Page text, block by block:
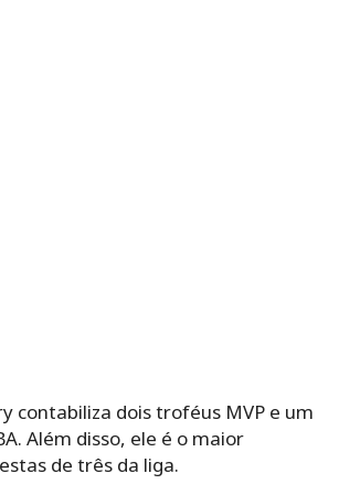
contabiliza dois troféus MVP e um
Além disso, ele é o maior
de três da liga.